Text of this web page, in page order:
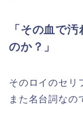
「その血で
のか？」
そのロイのセリ
また名台詞なの